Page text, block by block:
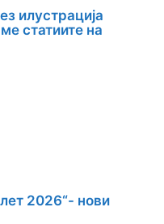
илустрација
статиите на
2026“- нови